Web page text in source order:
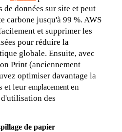
de données sur site et peut
carbone jusqu'à 99 %. AWS
et supprimer les
pour réduire la
globale. Ensuite, avec
optimiser davantage la
et leur emplacement en
des
de papier